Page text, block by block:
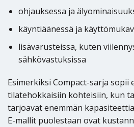
ohjauksessa ja
käyntiäänessä ja
lisävarusteissa, kuten
sähkövastuksissa
Esimerkiksi Compact-sarja sopii
tilatehokkaisiin kohteisiin, kun
tarjoavat enemmän
E-mallit puolestaan ovat